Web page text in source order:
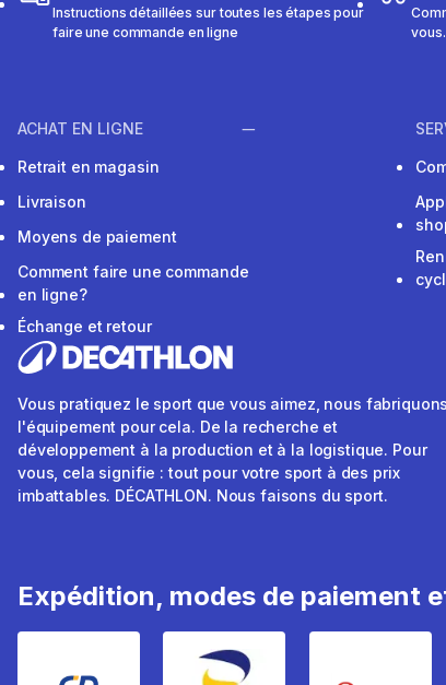
Instructions détaillées sur toutes les étapes pour
faire une commande en ligne
vous.
ACHAT EN LIGNE
Retrait en magasin
Livraison
Moyens de paiement
Comment faire une commande
en ligne?
Échange et retour
Vous pratiquez le sport que vous aimez, nous fabriquons
l'équipement pour cela. De la recherche et
développement à la production et à la logistique. Pour
vous, cela signifie : tout pour votre sport à des prix
imbattables. DÉCATHLON. Nous faisons du sport.
Expédition, modes de paiement